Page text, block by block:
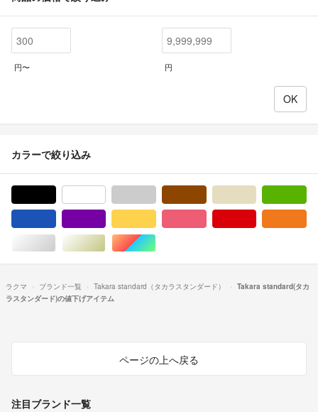
円〜 円
カラーで絞り込み
シルバー/銀色系ゴールド/金色系マルチカラー
ラクマ ブランド一覧 Takara standard（タカラスタンダード）
Takara standard(タカ
ラスタンダード)の値下げアイテム
ページの上へ戻る
注目ブランド一覧